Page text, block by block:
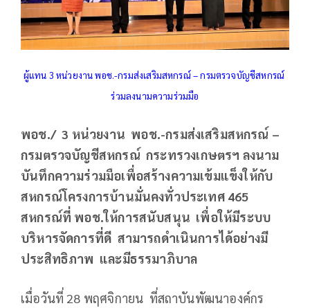
ผู้แทน 3 หน่วยงาน พอช.-กรมส่งเสริมสหกรณ์ – กรมตรวจบัญชีสหกรณ์
ร่วมลงนามความร่วมมือ
พอช./3 หน่วยงาน พอช.-กรมส่งเสริมสหกรณ์ –
กรมตรวจบัญชีสหกรณ์ กระทรวงเกษตรฯ ลงนาม
บันทึกความร่วมมือเพื่อสร้างความเข้มแข็งให้กับ
สหกรณ์โครงการบ้านมั่นคงทั่วประเทศ 465
สหกรณ์ที่ พอช.ให้การสนับสนุน เพื่อให้มีระบบ
บริหารจัดการที่ดี สามารถดำเนินการได้อย่างมี
ประสิทธิภาพ และมีธรรมาภิบาล
เมื่อวันที่ 28 พฤศจิกายน ที่สถาบันพัฒนาองค์กร